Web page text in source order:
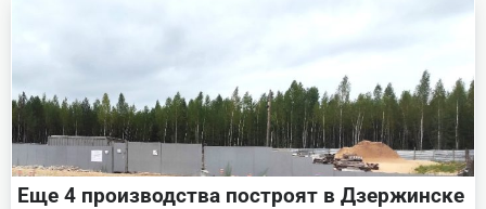
Еще 4 производства построят в Дзержинске